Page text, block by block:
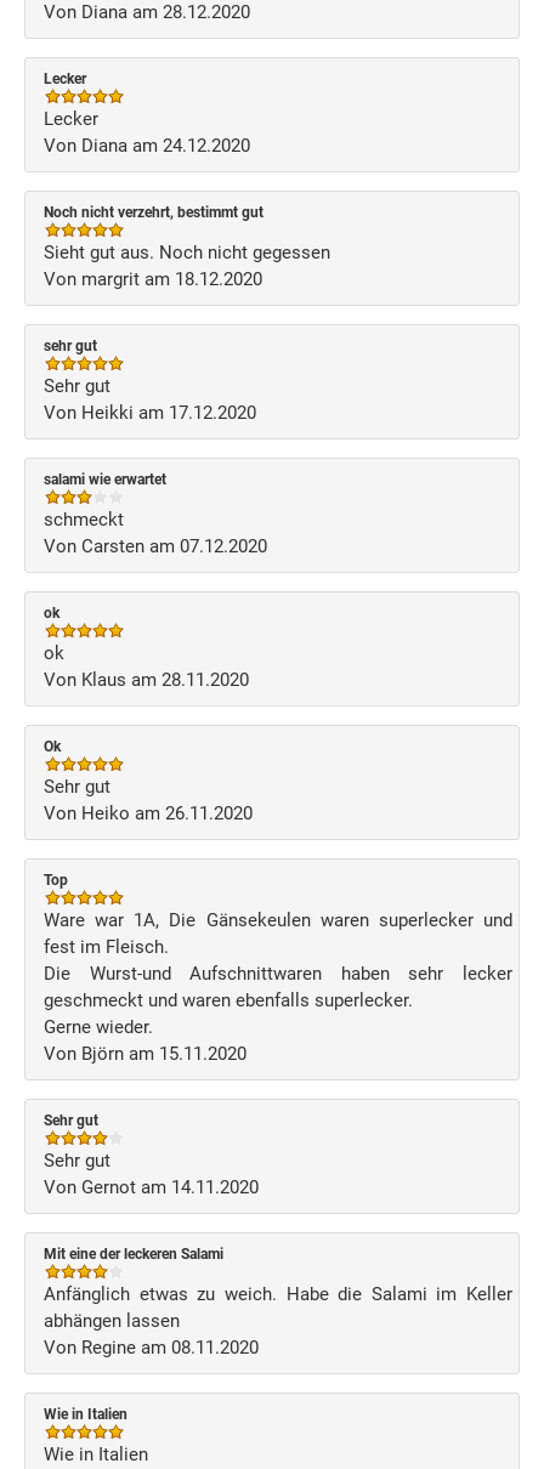
Von Diana am 28.12.2020
Lecker
Lecker
Von Diana am 24.12.2020
Noch nicht verzehrt, bestimmt gut
Sieht gut aus. Noch nicht gegessen
Von margrit am 18.12.2020
sehr gut
Sehr gut
Von Heikki am 17.12.2020
salami wie erwartet
schmeckt
Von Carsten am 07.12.2020
ok
ok
Von Klaus am 28.11.2020
Ok
Sehr gut
Von Heiko am 26.11.2020
Top
Ware war 1A, Die Gänsekeulen waren superlecker und
fest im Fleisch.
Die Wurst-und Aufschnittwaren haben sehr lecker
geschmeckt und waren ebenfalls superlecker.
Gerne wieder.
Von Björn am 15.11.2020
Sehr gut
Sehr gut
Von Gernot am 14.11.2020
Mit eine der leckeren Salami
Anfänglich etwas zu weich. Habe die Salami im Keller
abhängen lassen
Von Regine am 08.11.2020
Wie in Italien
Wie in Italien